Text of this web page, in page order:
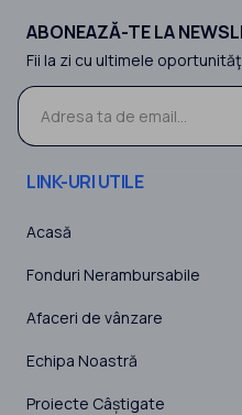
ABONEAZĂ-TE LA
Fii la zi cu ultimele
LINK-URI UTILE
Acasă
Fonduri Nerambursabile
Afaceri de vânzare
Echipa Noastră
Proiecte Câștigate